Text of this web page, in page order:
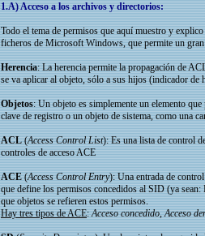
1.A) Acceso a los archivos y directorios:
Todo el tema de permisos que aquí muestro y
ficheros de Microsoft Windows, que permite un
Herencia: La herencia permite la propagación de
se va aplicar al objeto, sólo a sus hijos (indicador
Objetos: Un objeto es simplemente un elemento
clave de registro o un objeto de sistema, como una
ACL(Access Control List): Es una lista de control
controles de acceso ACE
ACE(Access Control Entry): Una entrada de
que define los permisos concedidos al SID (ya
que objetos se refieren estos permisos.
Hay tres tipos de ACE:Acceso concedido,Acceso